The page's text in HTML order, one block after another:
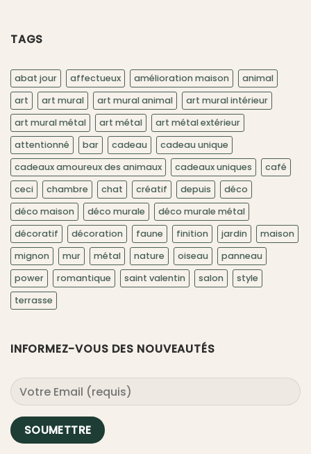
TAGS
abat jour affectueux amélioration maison
animal
art
art mural art mural animal
art mural intérieur
art mural métal
art métal
art métal extérieur
attentionné
bar cadeau
cadeau unique
cadeaux amoureux des animaux
cadeaux uniques
café
ceci
chambre chat créatif depuis
déco
déco maison
déco murale
déco murale métal
décoratif
décoration faune finition jardin
maison
mignon
mur métal nature oiseau
panneau
power
romantique saint valentin salon
style
terrasse
INFORMEZ-VOUS DES NOUVEAUTÉS